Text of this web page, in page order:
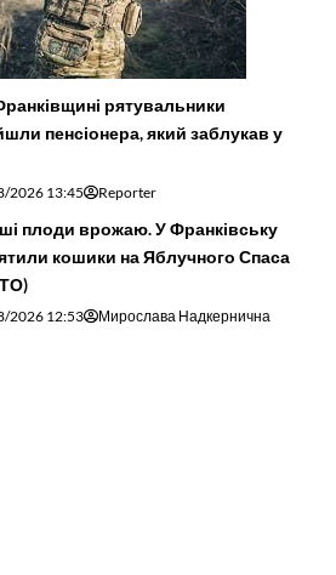
рятувальники
пенсіонера, який заблукав у
2026 13:45 Reporter
плоди врожаю. У Франківську
кошики на Яблучного Спаса
2026 12:53 Мирослава Надкернична